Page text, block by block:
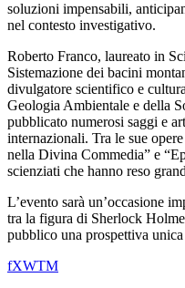
soluzioni impensabili,
nel contesto investigativo.
Roberto Franco, laureato in
Sistemazione dei bacini
divulgatore scientifico e
Geologia Ambientale e della
pubblicato numerosi saggi e
internazionali. Tra le sue
nella Divina Commedia” e
scienziati che hanno reso
L’evento sarà un’occasione
tra la figura di Sherlock
pubblico una prospettiva unica
fXWTM